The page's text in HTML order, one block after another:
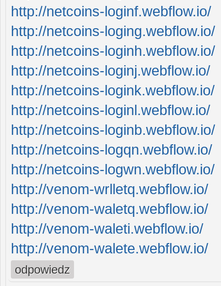
http://netcoins-loginf.webflow.io/
http://netcoins-loging.webflow.io/
http://netcoins-loginh.webflow.io/
http://netcoins-loginj.webflow.io/
http://netcoins-logink.webflow.io/
http://netcoins-loginl.webflow.io/
http://netcoins-loginb.webflow.io/
http://netcoins-logqn.webflow.io/
http://netcoins-logwn.webflow.io/
http://venom-wrlletq.webflow.io/
http://venom-waletq.webflow.io/
http://venom-waleti.webflow.io/
http://venom-walete.webflow.io/
odpowiedz